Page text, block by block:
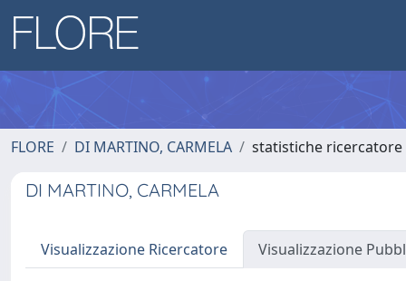
FLORE DI MARTINO, CARMELA statistiche ricercatore
DI MARTINO, CARMELA
Visualizzazione Ricercatore Visualizzazione